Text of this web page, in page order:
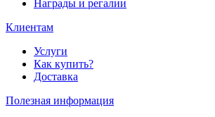
Награды и регалии
Клиентам
Услуги
Как купить?
Доставка
Полезная информация